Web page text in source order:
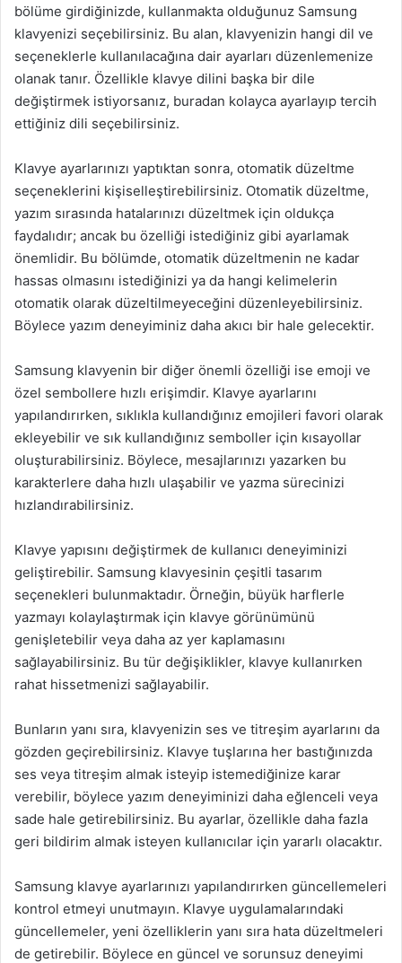
bölüme girdiğinizde, kullanmakta olduğunuz Samsung
klavyenizi seçebilirsiniz. Bu alan, klavyenizin hangi dil ve
seçeneklerle kullanılacağına dair ayarları düzenlemenize
olanak tanır. Özellikle klavye dilini başka bir dile
değiştirmek istiyorsanız, buradan kolayca ayarlayıp tercih
ettiğiniz dili seçebilirsiniz.
Klavye ayarlarınızı yaptıktan sonra, otomatik düzeltme
seçeneklerini kişiselleştirebilirsiniz. Otomatik düzeltme,
yazım sırasında hatalarınızı düzeltmek için oldukça
faydalıdır; ancak bu özelliği istediğiniz gibi ayarlamak
önemlidir. Bu bölümde, otomatik düzeltmenin ne kadar
hassas olmasını istediğinizi ya da hangi kelimelerin
otomatik olarak düzeltilmeyeceğini düzenleyebilirsiniz.
Böylece yazım deneyiminiz daha akıcı bir hale gelecektir.
Samsung klavyenin bir diğer önemli özelliği ise emoji ve
özel sembollere hızlı erişimdir. Klavye ayarlarını
yapılandırırken, sıklıkla kullandığınız emojileri favori olarak
ekleyebilir ve sık kullandığınız semboller için kısayollar
oluşturabilirsiniz. Böylece, mesajlarınızı yazarken bu
karakterlere daha hızlı ulaşabilir ve yazma sürecinizi
hızlandırabilirsiniz.
Klavye yapısını değiştirmek de kullanıcı deneyiminizi
geliştirebilir. Samsung klavyesinin çeşitli tasarım
seçenekleri bulunmaktadır. Örneğin, büyük harflerle
yazmayı kolaylaştırmak için klavye görünümünü
genişletebilir veya daha az yer kaplamasını
sağlayabilirsiniz. Bu tür değişiklikler, klavye kullanırken
rahat hissetmenizi sağlayabilir.
Bunların yanı sıra, klavyenizin ses ve titreşim ayarlarını da
gözden geçirebilirsiniz. Klavye tuşlarına her bastığınızda
ses veya titreşim almak isteyip istemediğinize karar
verebilir, böylece yazım deneyiminizi daha eğlenceli veya
sade hale getirebilirsiniz. Bu ayarlar, özellikle daha fazla
geri bildirim almak isteyen kullanıcılar için yararlı olacaktır.
Samsung klavye ayarlarınızı yapılandırırken güncellemeleri
kontrol etmeyi unutmayın. Klavye uygulamalarındaki
güncellemeler, yeni özelliklerin yanı sıra hata düzeltmeleri
de getirebilir. Böylece en güncel ve sorunsuz deneyimi